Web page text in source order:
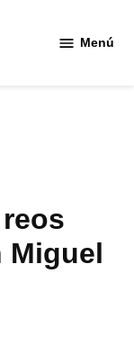
Menú
Miguel